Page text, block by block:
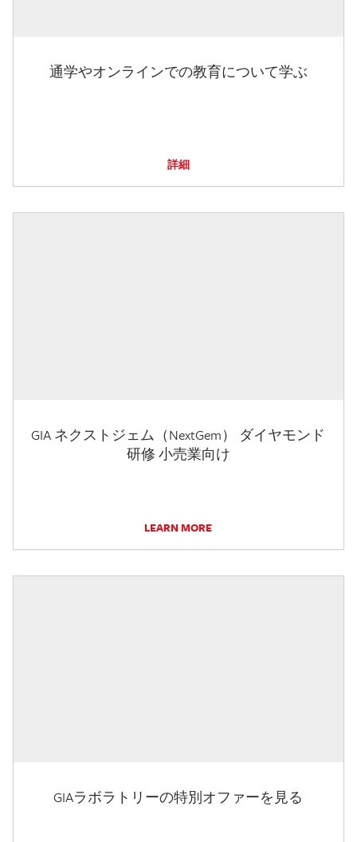
通学やオンラインでの教育について学ぶ
詳細
GIA ネクストジェム（NextGem） ダイヤモンド
研修 小売業向け
LEARN MORE
GIAラボラトリーの特別オファーを見る